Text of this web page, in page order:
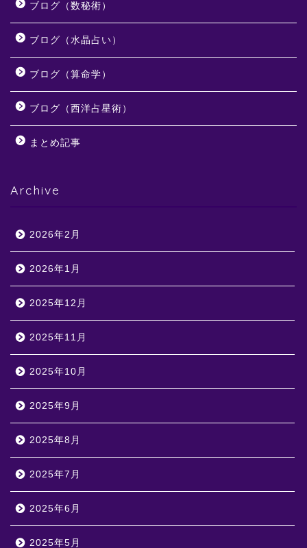
ブログ（数秘術）
ブログ（水晶占い）
ブログ（算命学）
ブログ（西洋占星術）
まとめ記事
Archive
2026年2月
2026年1月
2025年12月
2025年11月
2025年10月
2025年9月
2025年8月
2025年7月
2025年6月
2025年5月